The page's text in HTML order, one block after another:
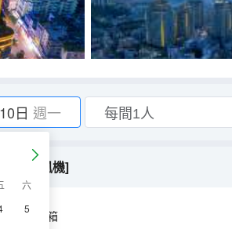
日 週一
六
5
徠芬吹風機]
冰箱